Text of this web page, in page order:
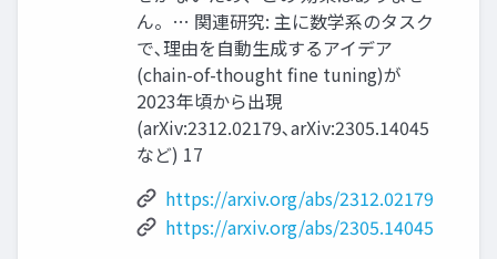
ん。… 関連研究: 主に数学系のタスク
で､理由を自動生成するアイデア
(chain-of-thought fine tuning)が
2023年頃から出現
(arXiv:2312.02179､arXiv:2305.14045
など) 17
https://arxiv.org/abs/2312.02179
https://arxiv.org/abs/2305.14045